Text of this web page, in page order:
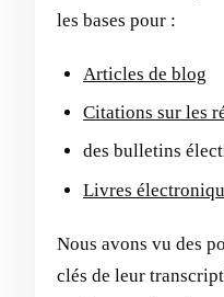
les bases pour :
Articles de blog
Citations sur les
des bulletins
Livres
Nous avons vu des
clés de leur